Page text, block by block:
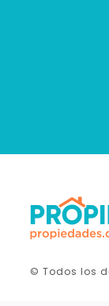
© Todos los